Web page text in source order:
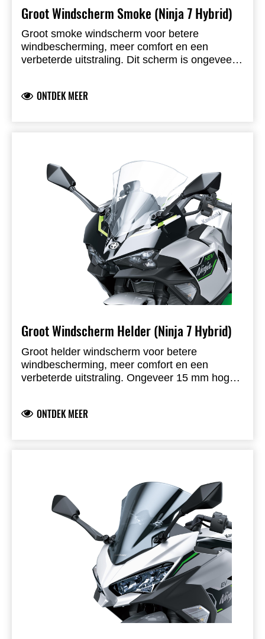
Groot Windscherm Smoke (Ninja 7 Hybrid)
Groot smoke windscherm voor betere
windbescherming, meer comfort en een
verbeterde uitstraling. Dit scherm is ongeveer
product, ontwikkeld door Kawasaki en volledig
ONTDEK MEER
Groot Windscherm Helder (Ninja 7 Hybrid)
Groot helder windscherm voor betere
windbescherming, meer comfort en een
verbeterde uitstraling. Ongeveer 15 mm hoger
straatlegaal.
ONTDEK MEER